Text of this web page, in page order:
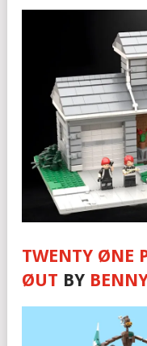
TWENTY ØNE
ØUT BY